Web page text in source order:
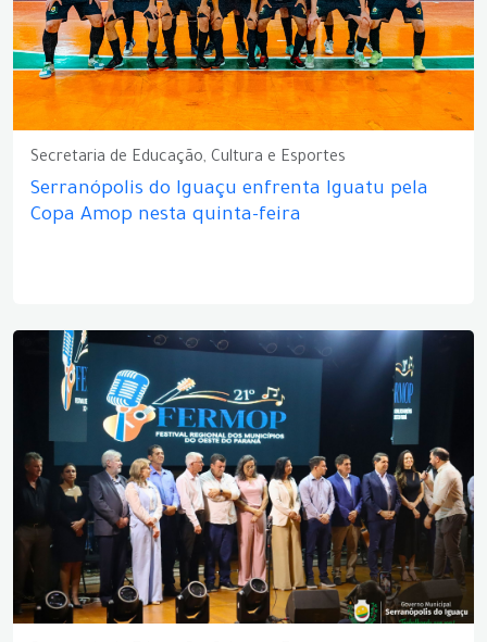
Secretaria de Educação, Cultura e Esportes
Serranópolis do Iguaçu enfrenta Iguatu pela
Copa Amop nesta quinta-feira